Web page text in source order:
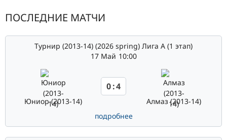
ПОСЛЕДНИЕ МАТЧИ
Турнир (2013-14) (2026 spring) Лига А (1 этап)
17 Май 10:00
Юниор (2013-14)
0:4
Алмаз (2013-14)
подробнее